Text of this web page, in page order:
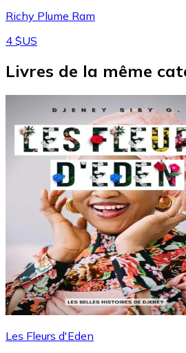
Richy Plume Ram
4 $US
Livres de la même
Les Fleurs d'Eden